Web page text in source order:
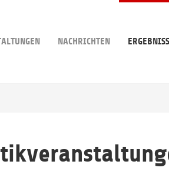
NACHRICHTEN